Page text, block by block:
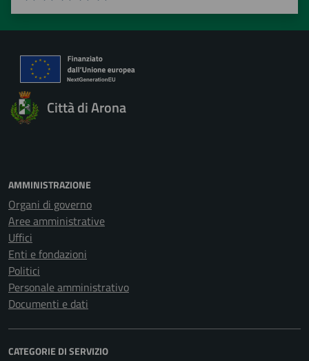
Valuta 5 stelle su 5
Valuta 4 stelle su 5
Valuta 3 stelle su 5
Valuta 2 stelle su 5
Valuta 1 stelle su 5
Città di Arona
AMMINISTRAZIONE
Organi di governo
Aree amministrative
Uffici
Enti e fondazioni
Politici
Personale amministrativo
Documenti e dati
CATEGORIE DI SERVIZIO